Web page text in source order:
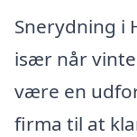
Snerydning i
især når
være en
firma til at